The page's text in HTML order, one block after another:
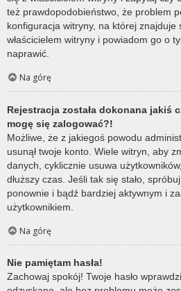
też prawdopodobieństwo, że problem
konfiguracja witryny, na której znajduje
właścicielem witryny i powiadom go o
naprawić.
Na górę
Rejestracja została dokonana jakiś
mogę się zalogować?!
Możliwe, że z jakiegoś powodu
usunął twoje konto. Wiele witryn, aby
danych, cyklicznie usuwa
dłuższy czas. Jeśli tak się stało,
ponownie i bądź bardziej aktywnym i
użytkownikiem.
Na górę
Nie pamiętam hasła!
Zachowaj spokój! Twoje hasło